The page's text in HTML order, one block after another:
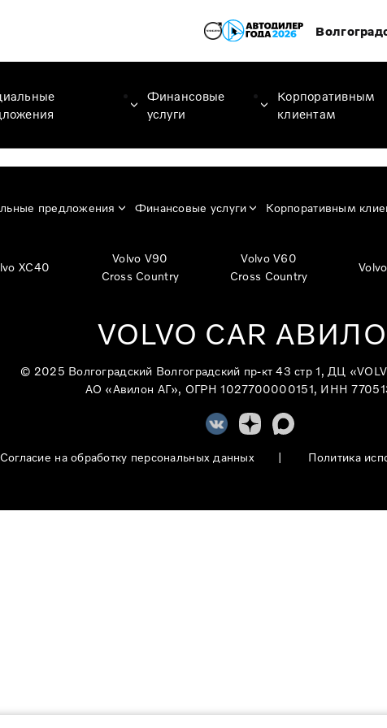
Финансовые
услуги
Корпоративным
клиентам
предложения Финансовые услуги Корпоративным
XC40
Volvo V90
Cross Country
Volvo V60
Cross Country
VOLVO CAR
© 2025 Волгоградский Волгоградский пр-кт 43 стр 1, ДЦ
АО «Авилон АГ», ОГРН 1027700000151, ИНН
Согласие на обработку персональных данных | Политика